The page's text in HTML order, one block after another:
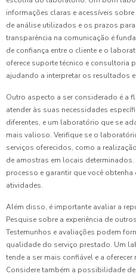
informações claras e acessíveis
de análise utilizados e os prazos
transparência na comunicação é
de confiança entre o cliente e o
oferece suporte técnico e consultoria
ajudando a interpretar os resultados
Outro aspecto a ser considerado é a
atender às suas necessidades
diferentes, e um laboratório que se
mais valioso. Verifique se o
serviços oferecidos, como a
de amostras em locais
processo e garantir que você
atividades.
Além disso, é importante avaliar a
Pesquise sobre a experiência de
Testemunhos e avaliações podem
qualidade do serviço prestado. Um
tende a ser mais confiável e a
Considere também a possibilidade